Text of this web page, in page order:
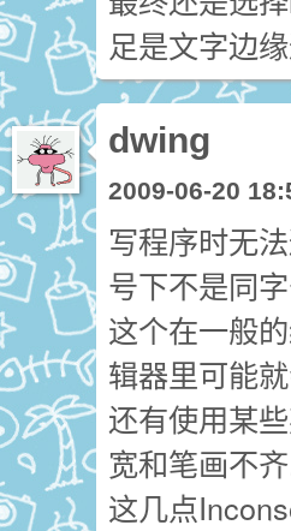
足是文字边
dwing
2009-06-20
写程序时无
号下不是同
这个在一般
辑器里可能
还有使用某
宽和笔画不
这几点